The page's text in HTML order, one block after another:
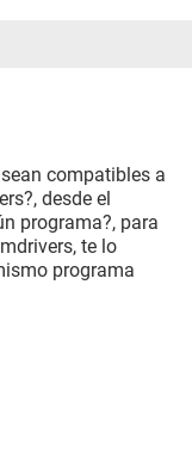
compatibles a
desde el
programa?, para
te lo
programa